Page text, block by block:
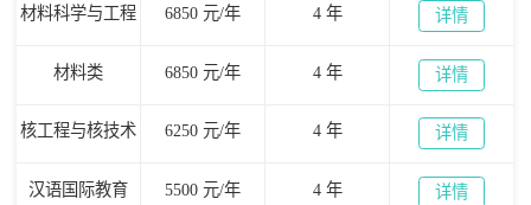
材料科学与工程 6850 元/年 4 年 详情
材料类 6850 元/年 4 年 详情
核工程与核技术 6250 元/年 4 年 详情
汉语国际教育 5500 元/年 4 年 详情